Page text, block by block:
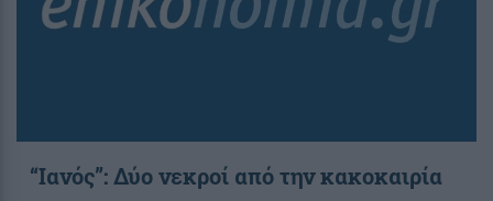
“Ιανός”: Δύο νεκροί από την κακοκαιρία